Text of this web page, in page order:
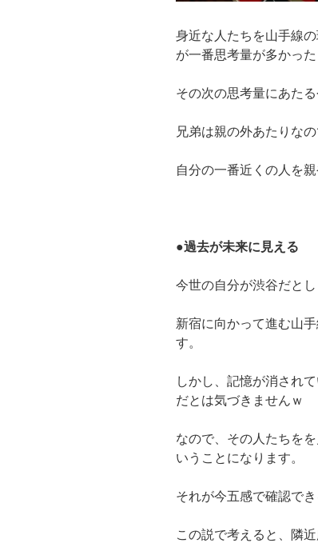
身近な人たちを山手線
が一番思考量が多かっ
その次の思考量にあた
兄弟は親の外あたりな
自分の一番近くの人を
●過去が未来に見える
今世の自分が渋谷だとし
新宿に向かって進む山
す。
しかし、記憶が消され
だとは気づきませんｗ
なので、その人たちを
いうことになります。
それが今五感で確認で
この説で考えると、隣